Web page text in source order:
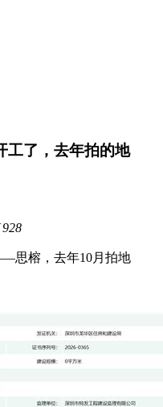
工了，去年拍的地
思榕，去年10月拍地